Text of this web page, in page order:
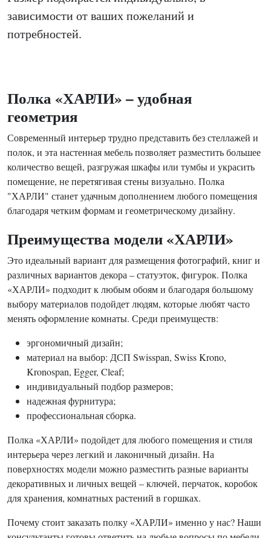
зависимости от ваших пожеланий и
потребностей.
Полка «ХАРЛИ» – удобная
геометрия
Современный интерьер трудно представить без стеллажей и
полок, и эта настенная мебель позволяет разместить большее
количество вещей, разгружая шкафы или тумбы и украсить
помещение, не перетягивая стены визуально. Полка
"ХАРЛИ" станет удачным дополнением любого помещения
благодаря четким формам и геометрическому дизайну.
Преимущества модели «ХАРЛИ»
Это идеальный вариант для размещения фотографий, книг и
различных вариантов декора – статуэток, фигурок. Полка
«ХАРЛИ» подходит к любым обоям и благодаря большому
выбору материалов подойдет людям, которые любят часто
менять оформление комнаты. Среди преимуществ:
эргономичный дизайн;
материал на выбор: ДСП Swisspan, Swiss Krono,
Kronospan, Egger, Cleaf;
индивидуальный подбор размеров;
надежная фурнитура;
профессиональная сборка.
Полка «ХАРЛИ» подойдет для любого помещения и стиля
интерьера через легкий и лаконичный дизайн. На
поверхностях модели можно разместить разные варианты
декоративных и личных вещей – ключей, перчаток, коробок
для хранения, комнатных растений в горшках.
Почему стоит заказать полку «ХАРЛИ» именно у нас? Наши